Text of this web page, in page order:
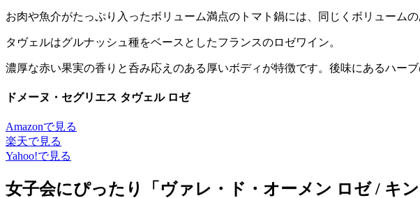
お肉や魚介がたっぷり入ったボリューム満点のトマト鍋には、同じくボリューム
タヴェルはグルナッシュ種をベースとしたフランスのロゼワイン。
濃厚な赤い果実の香りと呑み応えのある厚いボディが特徴です。後味にあるハー
ドメーヌ・セグリエス タヴェル ロゼ
Amazonで見る
楽天で見る
Yahoo!で見る
女子会にぴったり「ヴァレ・ド・オーメン ロゼ / キ